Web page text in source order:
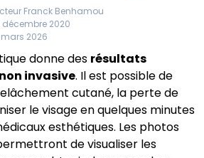
Franck Benhamou
2020
2026
donne des résultats
invasive. Il est possible de
cutané, la perte de
le visage en quelques minutes
esthétiques. Les photos
de visualiser les